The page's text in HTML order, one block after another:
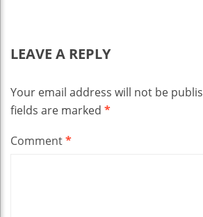
LEAVE A REPLY
Your email address will not be
fields are marked *
Comment*